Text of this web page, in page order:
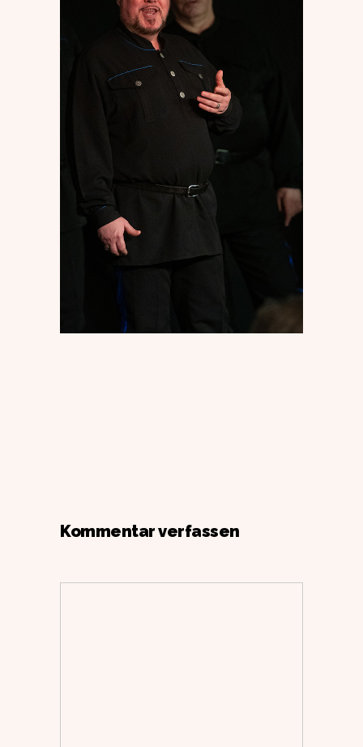
Kommentar verfassen